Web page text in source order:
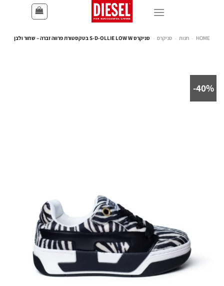
HOME
- חנות - סניקרס - סניקרס S-D-OLLIE LOW W בטקסטורת פרווה זברה – שחור ולבן
40%-